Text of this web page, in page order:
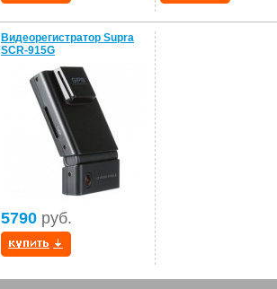
Видеорегистратор Supra
SCR-915G
5790 руб.